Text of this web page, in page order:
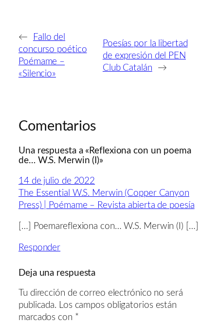
←
Fallo del
concurso poético
Poémame –
«Silencio»
Poesías por la libertad
de expresión del PEN
Club Catalán
→
Comentarios
Una respuesta a «Reflexiona con un poema
de… W.S. Merwin (I)»
14 de julio de 2022
The Essential W.S. Merwin (Copper Canyon
Press) | Poémame – Revista abierta de poesía
[…] Poemareflexiona con… W.S. Merwin (I) […]
Responder
Deja una respuesta
Tu dirección de correo electrónico no será
publicada. Los campos obligatorios están
marcados con *